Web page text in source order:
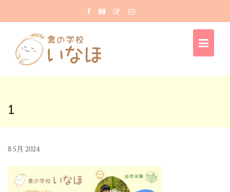
1
85月 2024